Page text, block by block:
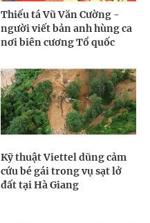
Thiếu tá Vũ Văn Cường -
người viết bản anh hùng ca
nơi biên cương Tổ quốc
Kỹ thuật Viettel dũng cảm
cứu bé gái trong vụ sạt lở
đất tại Hà Giang